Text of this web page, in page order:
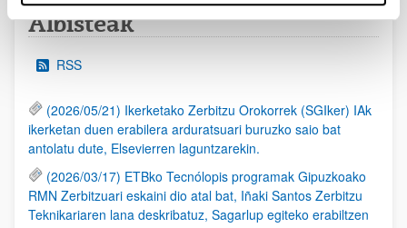
Albisteak
RSS
(2026/05/21) Ikerketako Zerbitzu Orokorrek (SGIker) IAk
ikerketan duen erabilera arduratsuari buruzko saio bat
antolatu dute, Elsevierren laguntzarekin.
(2026/03/17) ETBko Tecnólopis programak Gipuzkoako
RMN Zerbitzuari eskaini dio atal bat, Iñaki Santos Zerbitzu
Teknikariaren lana deskribatuz, Sagarlup egiteko erabiltzen